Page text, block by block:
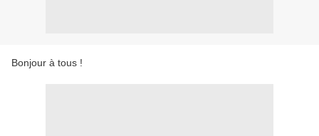
Bonjour à tous !